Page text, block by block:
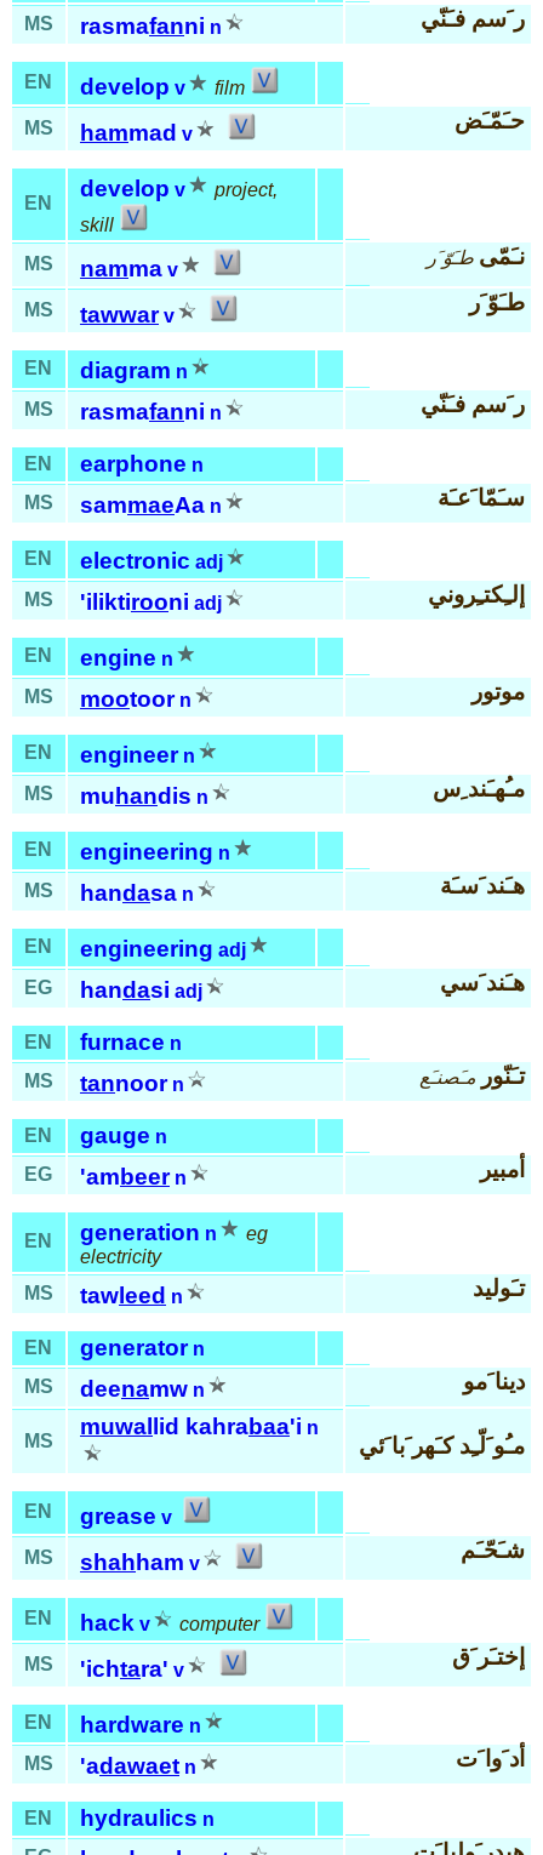
MS
rasmafanni n ر َسم فـَنّي
EN develop v
film
MS
hammad v
حـَمّـَض
EN
develop v
project,
skill
MS
namma v
نـَمّى طـَوّ َر
MS tawwar v
طـَوّ َر
EN diagram n
MS
rasmafanni n ر َسم فـَنّي
EN earphone n
MS
sammaeAa n سـَمّا َعـَة
EN electronic adj
MS
'iliktirooni adj إلـِكتـِروني
EN engine n
MS
mootoor n موتور
EN engineer n
MS
muhandis n مـُهـَند ِس
EN engineering n
MS
handasa n هـَند َسـَة
EN engineering adj
EG
handasi adj هـَند َسي
EN furnace n
MS
tannoor n تـَنّور مـَصنـَع
EN gauge n
EG
'ambeer n أمبير
EN generation n
eg
electricity
MS
taw leed n تـَوليد
EN generator n
MS
deenamw n دينا َمو
MS
muwal lid kahrabaa'i n
مـُو َلّـِد كـَهر َبا َئي
EN grease v
MS
shahham v
شـَحّـَم
EN hack v
computer
MS
'ichtara' v
إختـَر َق
EN hardware n
MS
'adawaet n أد َوا َت
EN hydraulics n